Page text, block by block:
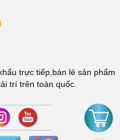
trực tiếp,bán lẻ sản phẩm
trí trên toàn quốc.